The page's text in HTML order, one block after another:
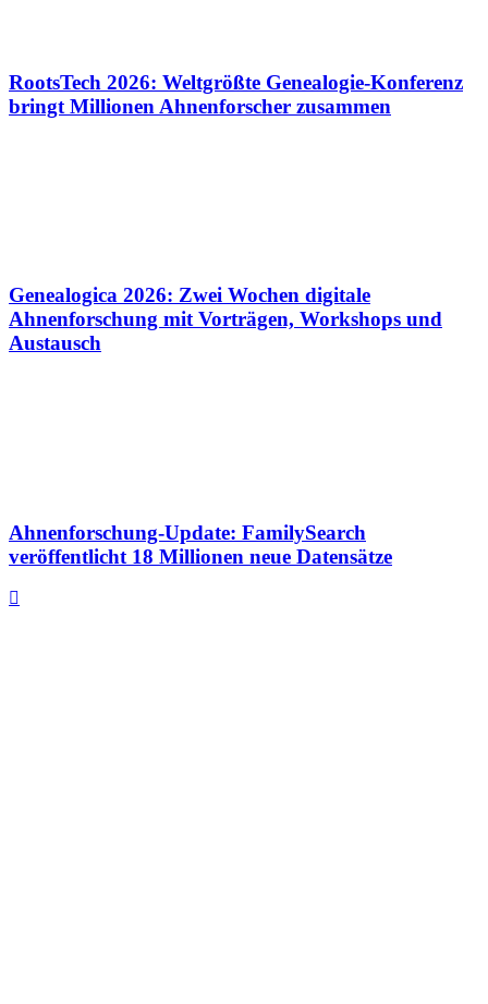
RootsTech 2026: Weltgrößte Genealogie-Konferenz
bringt Millionen Ahnenforscher zusammen
Genealogica 2026: Zwei Wochen digitale
Ahnenforschung mit Vorträgen, Workshops und
Austausch
Ahnenforschung-Update: FamilySearch
veröffentlicht 18 Millionen neue Datensätze